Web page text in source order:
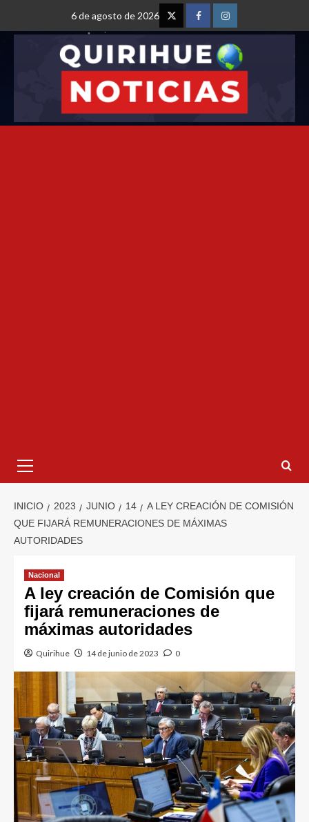
6 de agosto de 2026
INICIO 2023 JUNIO 14
A LEY CREACIÓN DE COMISIÓN
QUE FIJARÁ REMUNERACIONES DE MÁXIMAS
AUTORIDADES
Nacional
A ley creación de Comisión que
fijará remuneraciones de
máximas autoridades
Quirihue 14 de junio de 2023 0